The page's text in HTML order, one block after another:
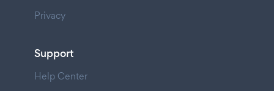
Privacy
Support
Help Center